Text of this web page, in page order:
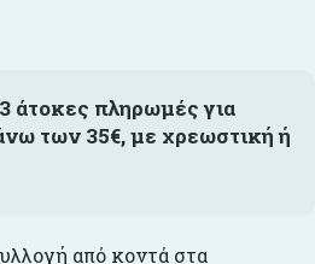
άτοκες πληρωμές για
των 35€, με χρεωστική ή
από κοντά στα